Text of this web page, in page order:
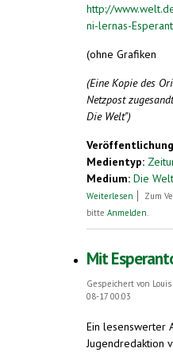
http://
ni-lernas-
(ohne Grafiken
(Eine Kopie des
Netzpost
Die Welt")
Medientyp:
Medium: Die Welt
Weiterlesen überZum
bitte Anmelden.
Mit
Gespeichert von Louis
08-17 00:03
Ein lesenswerter
Jugendredaktion